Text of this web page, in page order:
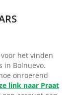
het vinden
in Bolnuevo.
onroerend
link naar Praat